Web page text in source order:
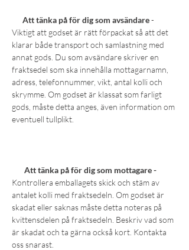
Att tänka på för dig som avsändare-
Viktigt att godset är rätt förpackat så att det
klarar både transport och samlastning med
annat gods. Du som avsändare skriver en
fraktsedel som ska innehålla mottagarnamn,
adress, telefonnummer, vikt, antal kolli och
skrymme. Om godset är klassat som farligt
gods, måste detta anges, även information om
eventuell tullplikt.
Att tänka på för dig som mottagare -
Kontrollera emballagets skick och stäm av
antalet kolli med fraktsedeln. Om godset är
skadat eller saknas måste detta noteras på
kvittensdelen på fraktsedeln. Beskriv vad som
är skadat och ta gärna också kort. Kontakta
oss snarast.